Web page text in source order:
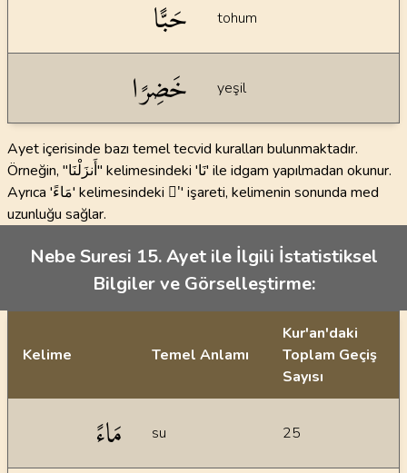
حَبًّا tohum
خَضِرًا yeşil
Ayet içerisinde bazı temel tecvid kuralları bulunmaktadır.
Örneğin, "أَنزَلْنَا" kelimesindeki 'نَا' ile idgam yapılmadan okunur.
Ayrıca 'مَاءً' kelimesindeki 'ً' işareti, kelimenin sonunda med
uzunluğu sağlar.
Nebe Suresi 15. Ayet ile İlgili İstatistiksel
Bilgiler ve Görselleştirme:
Kelime Temel Anlamı
Kur'an'daki
Toplam Geçiş
Sayısı
مَاءً su 25